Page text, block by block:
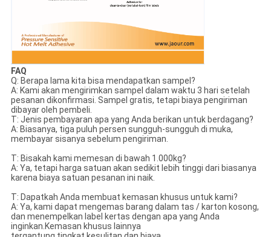
FAQ
Q: Berapa lama kita bisa mendapatkan sampel?
A: Kami akan mengirimkan sampel dalam waktu 3 hari setelah
pesanan dikonfirmasi. Sampel gratis, tetapi biaya pengiriman
dibayar oleh pembeli.
T: Jenis pembayaran apa yang Anda berikan untuk berdagang?
A: Biasanya, tiga puluh persen sungguh-sungguh di muka,
membayar sisanya sebelum pengiriman.
T: Bisakah kami memesan di bawah 1.000kg?
A: Ya, tetapi harga satuan akan sedikit lebih tinggi dari biasanya
karena biaya satuan pesanan ini naik.
T: Dapatkah Anda membuat kemasan khusus untuk kami?
A: Ya, kami dapat mengemas barang dalam tas / karton kosong,
dan menempelkan label kertas dengan apa yang Anda
inginkan.Kemasan khusus lainnya